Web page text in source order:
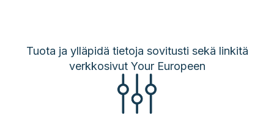
Tuota ja ylläpidä tietoja sovitusti sekä linkitä
verkkosivut Your Europeen